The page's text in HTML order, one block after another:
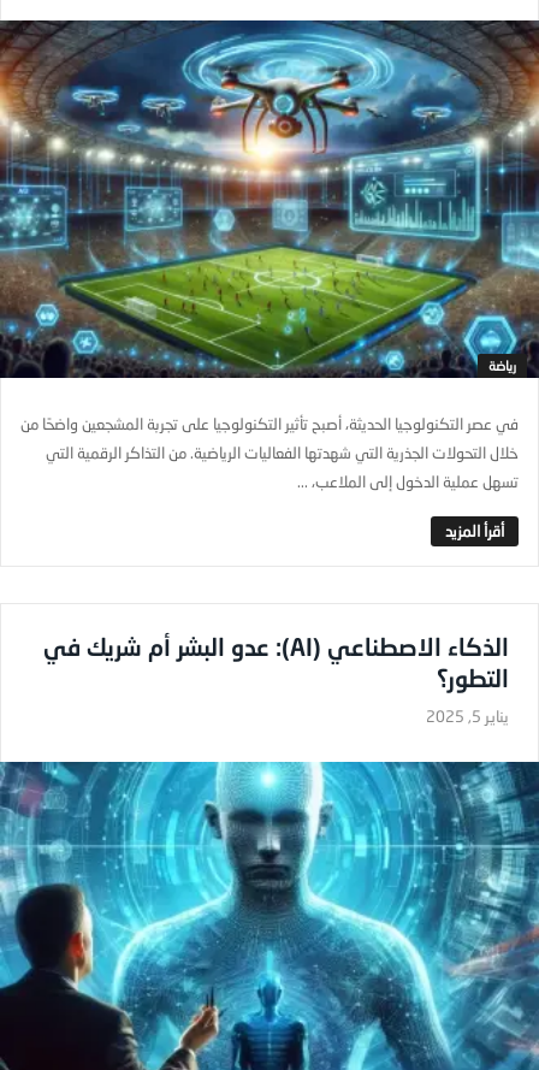
رياضة
في عصر التكنولوجيا الحديثة، أصبح تأثير التكنولوجيا على تجربة المشجعين واضحًا من
خلال التحولات الجذرية التي شهدتها الفعاليات الرياضية. من التذاكر الرقمية التي
تسهل عملية الدخول إلى الملاعب، ...
الذكاء الاصطناعي (AI): عدو البشر أم شريك في
التطور؟
يناير 5, 2025